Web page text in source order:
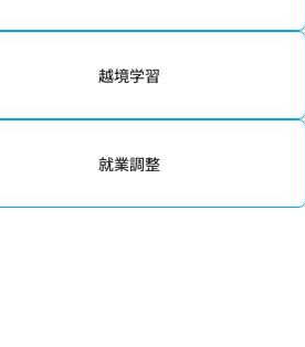
越境学習
就業調整